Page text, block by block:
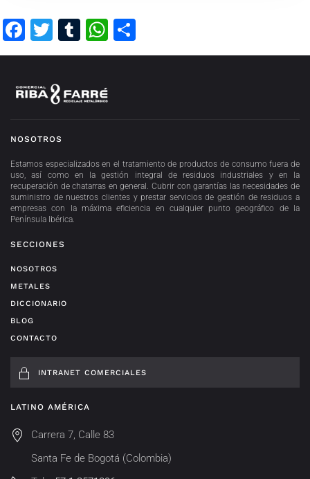
Facebook
Twitter
TumblrWhatsApp
NOSOTROS
Estamos especializados en el tratamiento de productos de consumo fuera de
uso, así como en la gestión integral de residuos industriales y en la
recuperación de chatarras en general. Cubrir con garantías las necesidades de
suministro de nuestros clientes y prestar servicios de gestión de residuos a
empresas con la máxima eficiencia en cualquier punto geográfico de la
Península Ibérica.
SECCIONES
NOSOTROS
METALES
DICCIONARIO
BLOG
CONTACTO
INTRANET COMERCIALES
LATINO AMÉRICA
Carrera 7, Calle 83
Santa Fe de Bogotá (Colombia)